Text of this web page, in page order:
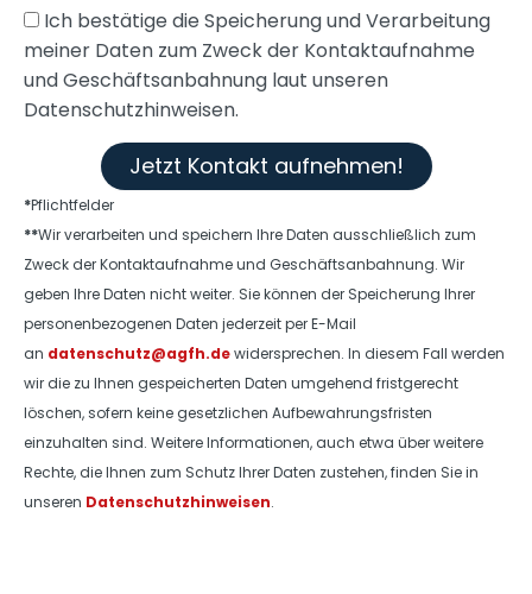
Ich bestätige die Speicherung und Verarbeitung
meiner Daten zum Zweck der Kontaktaufnahme
und Geschäftsanbahnung laut unseren
Datenschutzhinweisen.
Jetzt Kontakt aufnehmen!
*Pflichtfelder
**Wir verarbeiten und speichern Ihre Daten ausschließlich zum
Zweck der Kontaktaufnahme und Geschäftsanbahnung. Wir
geben Ihre Daten nicht weiter. Sie können der Speicherung Ihrer
personenbezogenen Daten jederzeit per E-Mail
an datenschutz@agfh.dewidersprechen. In diesem Fall werden
wir die zu Ihnen gespeicherten Daten umgehend fristgerecht
löschen, sofern keine gesetzlichen Aufbewahrungsfristen
einzuhalten sind. Weitere Informationen, auch etwa über weitere
Rechte, die Ihnen zum Schutz Ihrer Daten zustehen, finden Sie in
unseren Datenschutzhinweisen.